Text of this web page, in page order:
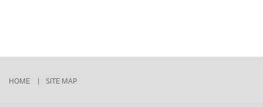
HOME | SITE MAP